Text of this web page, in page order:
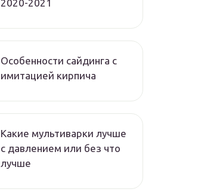
2020-2021
Особенности сайдинга с
имитацией кирпича
Какие мультиварки лучше
с давлением или без что
лучше